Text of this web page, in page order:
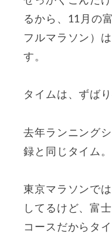
るから、11月の
フルマラソン）
す。
タイムは、ずば
去年ランニング
録と同じタイム。
東京マラソンで
してるけど、富
コースだからタ